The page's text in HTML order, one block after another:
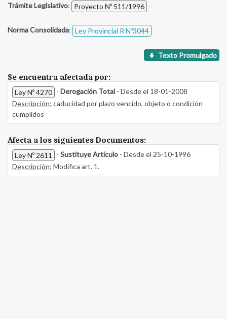
Trámite Legislativo: Proyecto Nº 511/1996
Norma Consolidada: Ley Provincial R Nº3044
Texto Promulgado
Se encuentra afectada por:
Ley Nº 4270 - Derogación Total - Desde el 18-01-2008
Descripción: caducidad por plazo vencido, objeto o condición
cumplidos
Afecta a los siguientes Documentos:
Ley Nº 2611 - Sustituye Artículo - Desde el 25-10-1996
Descripción: Modifica art. 1.